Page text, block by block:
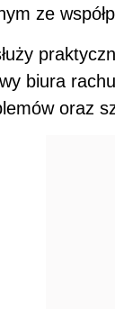
ze
biura
oraz